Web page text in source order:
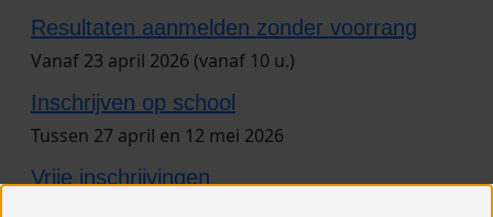
Resultaten aanmelden zonder voorrang
Vanaf 23 april 2026 (vanaf 10 u.)
Inschrijven op school
Tussen 27 april en 12 mei 2026
Vrije inschrijvingen